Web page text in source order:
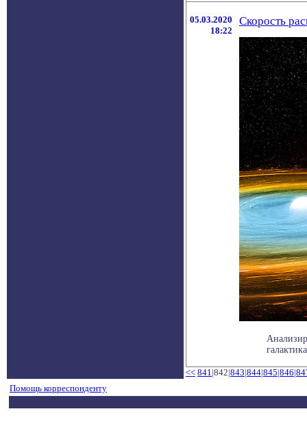
05.03.2020
18:22
Скорость
<< 841|842|843|844|845|846|
Помощь корреспонденту